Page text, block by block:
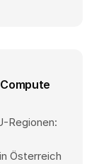
Regionen:
Österreich